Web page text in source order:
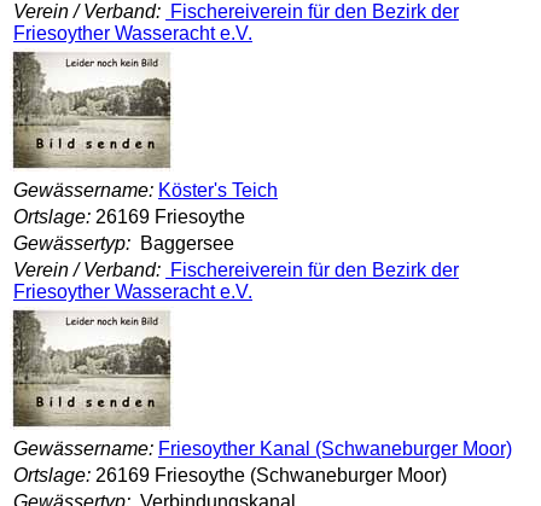
Verein / Verband: Fischereiverein für den Bezirk der
Friesoyther Wasseracht e.V.
Gewässername: Köster's Teich
Ortslage: 26169 Friesoythe
Gewässertyp: Baggersee
Verein / Verband: Fischereiverein für den Bezirk der
Friesoyther Wasseracht e.V.
Gewässername: Friesoyther Kanal (Schwaneburger Moor)
Ortslage: 26169 Friesoythe (Schwaneburger Moor)